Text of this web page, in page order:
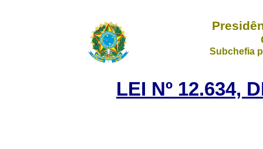
Subchefia
LEI Nº 12.634,